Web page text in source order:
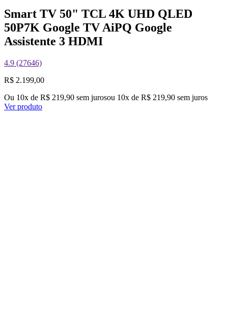
Smart TV 50" TCL 4K UHD QLED
50P7K Google TV AiPQ Google
Assistente 3 HDMI
4.9 (27646)
R$ 2.199,00
Ou 10x de R$ 219,90 sem jurosou 10x de R$ 219,90 sem juros
Ver produto